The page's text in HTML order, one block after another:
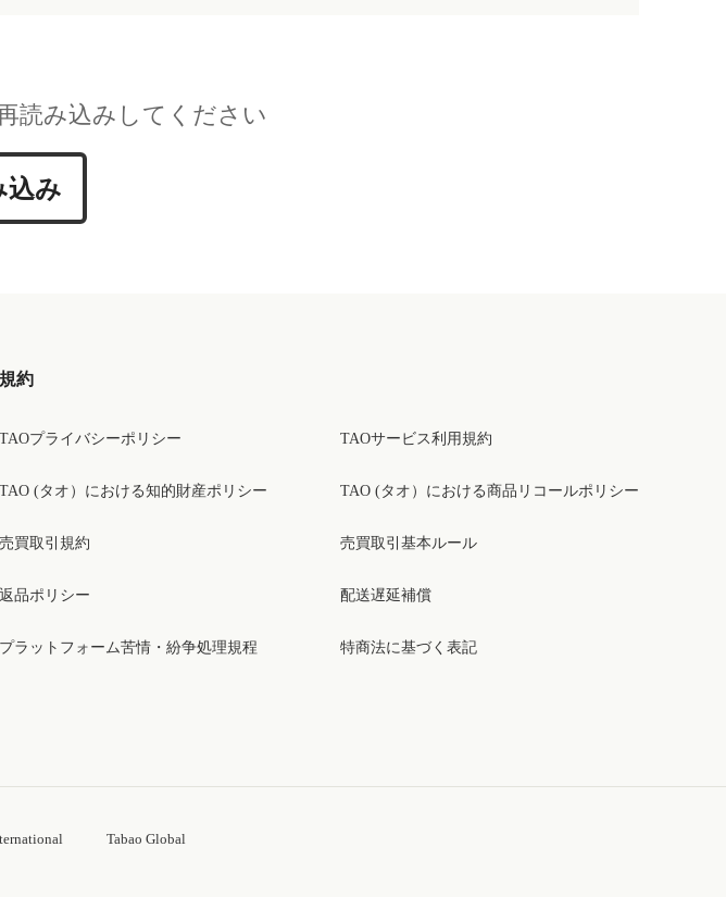
読み込みしてください
込み
規約
TAOプライバシーポリシー
TAO (タオ）における知的財産ポリシー
売買取引規約
返品ポリシー
プラットフォーム苦情・紛争処理規程
TAOサービス利用規約
TAO (タオ）における商品リコールポリシー
売買取引基本ルール
配送遅延補償
特商法に基づく表記
Tabao Global